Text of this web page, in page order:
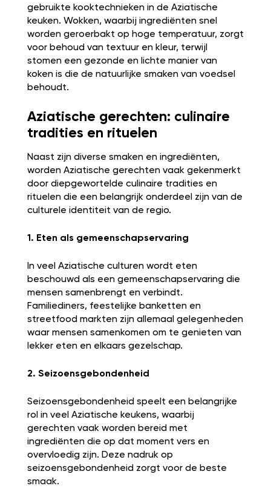
gebruikte kooktechnieken in de Aziatische
keuken. Wokken, waarbij ingrediënten snel
worden geroerbakt op hoge temperatuur, zorgt
voor behoud van textuur en kleur, terwijl
stomen een gezonde en lichte manier van
koken is die de natuurlijke smaken van voedsel
behoudt.
Aziatische gerechten: culinaire
tradities en rituelen
Naast zijn diverse smaken en ingrediënten,
worden Aziatische gerechten vaak gekenmerkt
door diepgewortelde culinaire tradities en
rituelen die een belangrijk onderdeel zijn van de
culturele identiteit van de regio.
1. Eten als gemeenschapservaring
In veel Aziatische culturen wordt eten
beschouwd als een gemeenschapservaring die
mensen samenbrengt en verbindt.
Familiediners, feestelijke banketten en
streetfood markten zijn allemaal gelegenheden
waar mensen samenkomen om te genieten van
lekker eten en elkaars gezelschap.
2. Seizoensgebondenheid
Seizoensgebondenheid speelt een belangrijke
rol in veel Aziatische keukens, waarbij
gerechten vaak worden bereid met
ingrediënten die op dat moment vers en
overvloedig zijn. Deze nadruk op
seizoensgebondenheid zorgt voor de beste
smaak.